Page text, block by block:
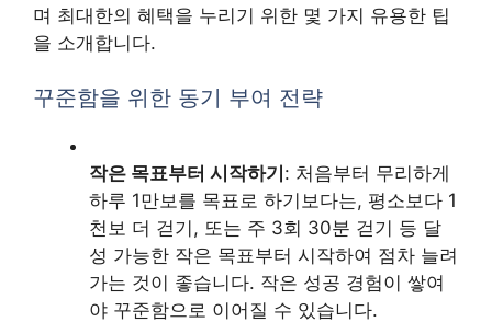
며 최대한의 혜택을 누리기 위한 몇 가지 유용한 팁
을 소개합니다.
꾸준함을 위한 동기 부여 전략
작은 목표부터 시작하기 : 처음부터 무리하게
하루 1만보를 목표로 하기보다는, 평소보다 1
천보 더 걷기, 또는 주 3회 30분 걷기 등 달
성 가능한 작은 목표부터 시작하여 점차 늘려
가는 것이 좋습니다. 작은 성공 경험이 쌓여
야 꾸준함으로 이어질 수 있습니다.